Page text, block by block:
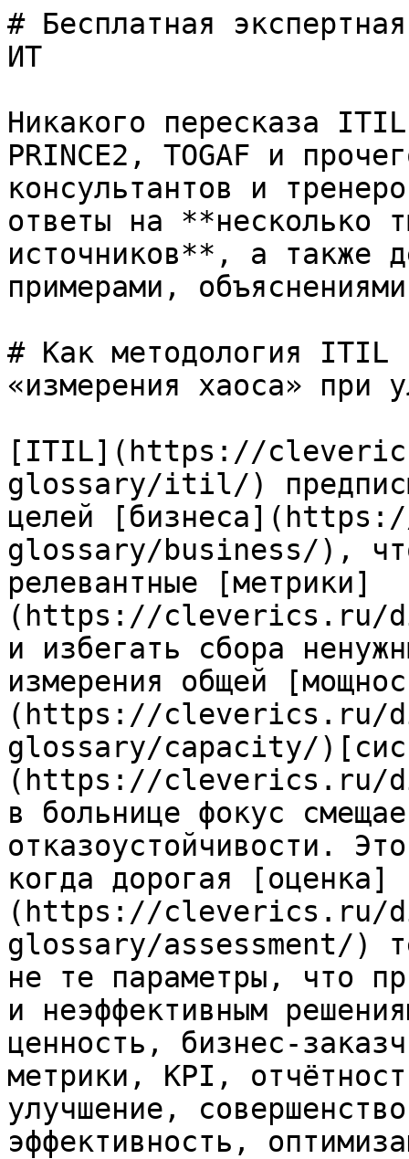
# Бесплатная
ИТ
Никакого пересказа
PRINCE2, TOGAF и
консультантов и
ответы на **несколько
источников**, а также
примерами,
# Как методология ITIL
«измерения хаоса» при
[ITIL](https://
glossary/itil/)
целей
glossary/business/),
релевантные [метрики]
(https://cleverics.ru/
и избегать сбора
измерения общей
(https://cleverics.ru/
glossary/capacity/
(https://cleverics.ru/
в больнице фокус
отказоустойчивости.
когда дорогая [оценка]
(https://cleverics.ru/
glossary/assessment/)
не те параметры, что
и неэффективным
ценность, бизнес-
метрики, KPI,
улучшение,
эффективность,